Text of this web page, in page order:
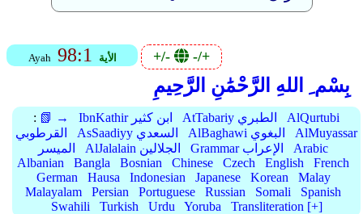
Ayah 98:1 الأية +/- -/+
بِسْم ِ اللهِ الرَّحْمَٰنِ الرَّحِيمِ
: 📗 → IbnKathir ابن كثير AtTabariy الطبري
AlQurtubi
القرطوبي
AsSaadiyy السعدي AlBaghawi البغوي
AlMuyassar
الميسر
AlJalalain الجلالين Grammar الإعراب
Arabic
Albanian
Bangla Bosnian Chinese Czech English
French
German
Hausa Indonesian Japanese Korean
Malay
Malayalam
Persian Portuguese Russian Somali
Spanish
Swahili
Turkish Urdu Yoruba Transliteration [+]